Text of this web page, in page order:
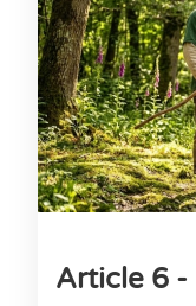
Article 6 -